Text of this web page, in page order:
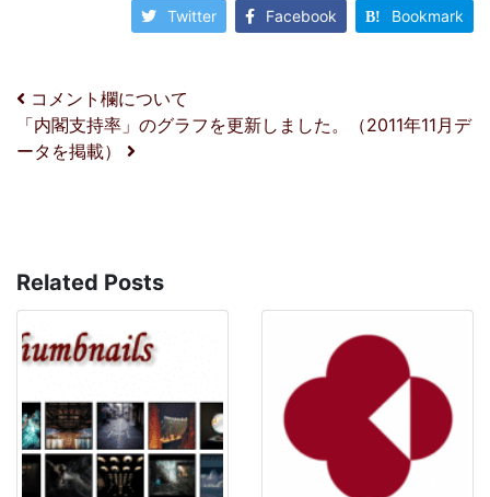
Twitter Facebook Bookmark
投稿ナビゲーション
コメント欄について
「内閣支持率」のグラフを更新しました。（2011年11月デ
ータを掲載）
Related Posts